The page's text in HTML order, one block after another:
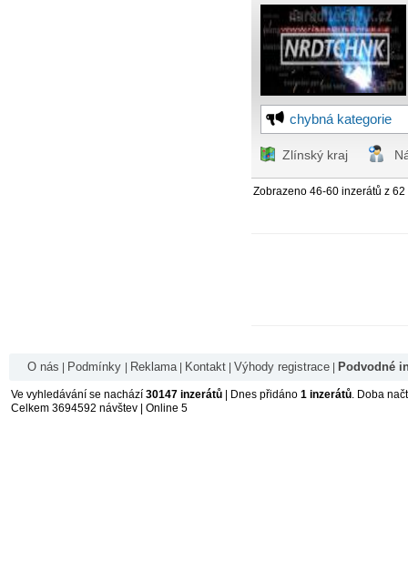
chybná kategorie
Zlínský kraj
Zobrazeno 46-60 inzerátů z 62
O nás Podmínky Reklama| Kontakt Výhody registrace Podvodné
Ve vyhledávání se nachází 30147 inzerátů | Dnes přidáno 1 inzerátů. Doba
Celkem 3694592 návštev | Online 5